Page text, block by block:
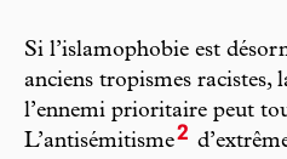
Si l’islamophobie est
anciens tropismes racistes,
l’ennemi prioritaire peut
L’antisémitisme2